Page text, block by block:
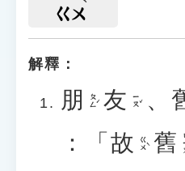
ㄍㄨ
解釋：
朋 ㄆㄥˊ 友 ㄧㄡˇ 、
：「 故 ㄍㄨˋ 舊